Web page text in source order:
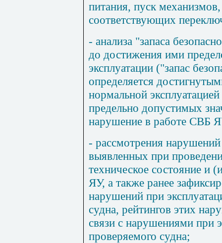
питания, пуск
соответствующих
- анализа "запаса
до достижения ими
эксплуатации ("запас
определяется
нормальной
предельно допустимых
нарушение в работе СВБ
- рассмотрения
выявленных при
техническое состояние и
ЯУ, а также ранее
нарушений при
судна, рейтингов этих
связи с нарушениями при
проверяемого судна;